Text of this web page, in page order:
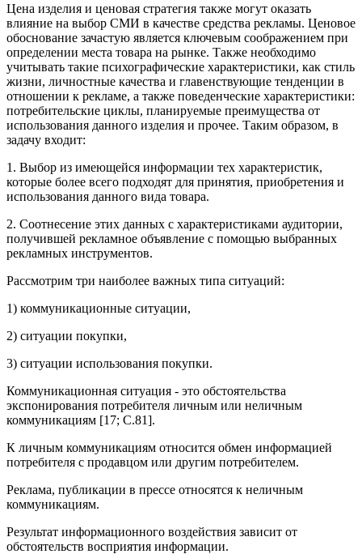
Цена изделия и ценовая стратегия также могут оказать
влияние на выбор СМИ в качестве средства рекламы. Ценовое
обоснование зачастую является ключевым соображением при
определении места товара на рынке. Также необходимо
учитывать такие психографические характеристики, как стиль
жизни, личностные качества и главенствующие тенденции в
отношении к рекламе, а также поведенческие характеристики:
потребительские циклы, планируемые преимущества от
использования данного изделия и прочее. Таким образом, в
задачу входит:
1. Выбор из имеющейся информации тех характеристик,
которые более всего подходят для принятия, приобретения и
использования данного вида товара.
2. Соотнесение этих данных с характеристиками аудитории,
получившей рекламное объявление с помощью выбранных
рекламных инструментов.
Рассмотрим три наиболее важных типа ситуаций:
1) коммуникационные ситуации,
2) ситуации покупки,
3) ситуации использования покупки.
Коммуникационная ситуация - это обстоятельства
экспонирования потребителя личным или неличным
коммуникациям [17; С.81].
К личным коммуникациям относится обмен информацией
потребителя с продавцом или другим потребителем.
Реклама, публикации в прессе относятся к неличным
коммуникациям.
Результат информационного воздействия зависит от
обстоятельств восприятия информации.